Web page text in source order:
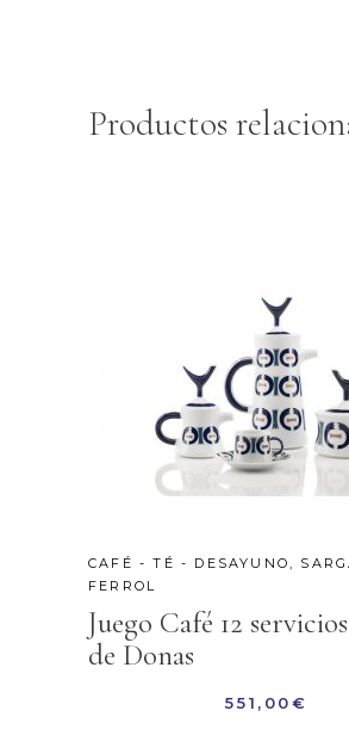
Productos
CAFÉ - TÉ - DESAYUNO,
FERROL
Juego Café 12
de Donas
551,00€